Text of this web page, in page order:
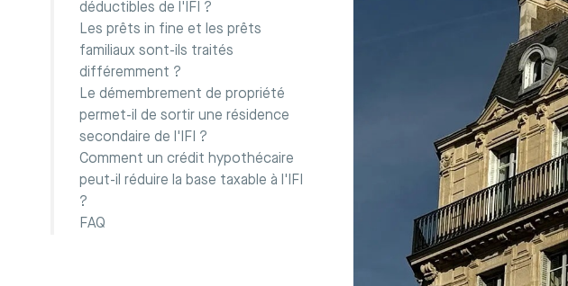
déductibles de l'IFI ?
Les prêts in fine et les prêts
familiaux sont-ils traités
différemment ?
Le démembrement de propriété
permet-il de sortir une résidence
secondaire de l'IFI ?
Comment un crédit hypothécaire
peut-il réduire la base taxable à l'IFI
?
FAQ